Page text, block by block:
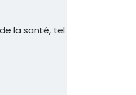
la santé, tel